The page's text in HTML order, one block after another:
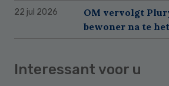
22 jul 2026
OM vervolgt
bewoner na te
Interessant voor u